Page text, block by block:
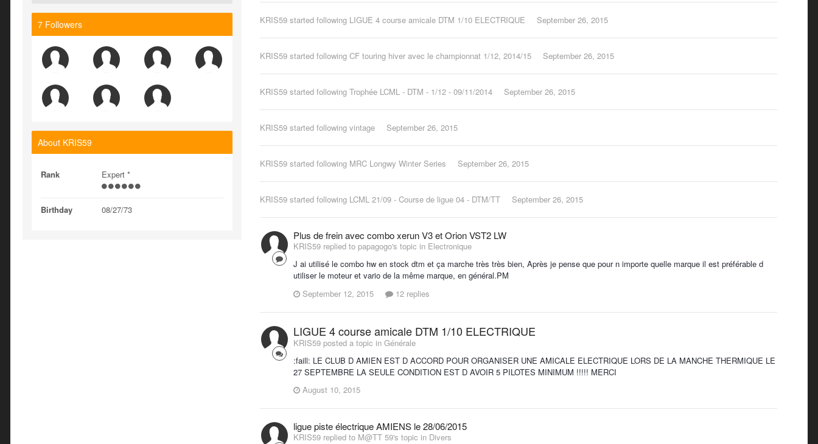
7 Followers
About KRIS59
Rank Expert *
Birthday 08/27/73
KRIS59 started following LIGUE 4 course amicale DTM 1/10 ELECTRIQUE September 26, 2015
KRIS59 started following CF touring hiver avec le championnat 1/12, 2014/15 September 26, 2015
KRIS59 started following Trophée LCML - DTM - 1/12 - 09/11/2014 September 26, 2015
KRIS59 started following vintage September 26, 2015
KRIS59 started following MRC Longwy Winter Series September 26, 2015
KRIS59 started following LCML 21/09 - Course de ligue 04 - DTM/TT September 26, 2015
Plus de frein avec combo xerun V3 et Orion VST2 LW
KRIS59 replied to papagogo's topic in Electronique
J ai utilisé le combo hw en stock dtm et ça marche très très bien, Après je pense que pour n importe quelle marque il est préférable d
utiliser le moteur et vario de la même marque, en général.PM
September 12, 2015
12 replies
LIGUE 4 course amicale DTM 1/10 ELECTRIQUE
KRIS59 posted a topic in Générale
:faill: LE CLUB D AMIEN EST D ACCORD POUR ORGANISER UNE AMICALE ELECTRIQUE LORS DE LA MANCHE THERMIQUE LE
27 SEPTEMBRE LA SEULE CONDITION EST D AVOIR 5 PILOTES MINIMUM !!!!! MERCI
August 10, 2015
ligue piste électrique AMIENS le 28/06/2015
KRIS59 replied to M@TT 59's topic in Divers